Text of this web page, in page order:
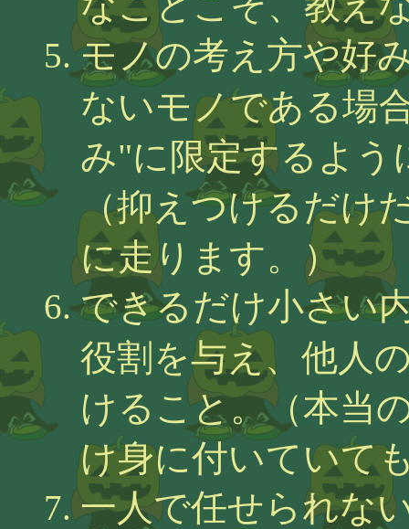
モノの考え方や好
ないモノである場
み"に限定するよう
（抑えつけるだけ
に走ります。）
できるだけ小さい
役割を与え、他人
けること。（本当
け身に付いていて
一人で任せられな